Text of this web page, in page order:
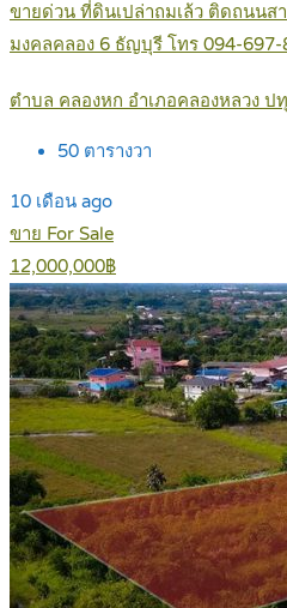
ขายด่วน ที่ดินเปล่าถมเล้ว ติดถนนส
มงคลคลอง 6 ธัญบุรี โทร 094-697-
ตำบล คลองหก อำเภอคลองหลวง ป
50 ตารางวา
10 เดือน ago
ขาย For Sale
12,000,000฿